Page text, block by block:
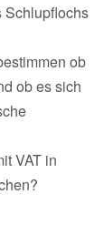
Schlupflochs
ob
ob es sich
VAT in